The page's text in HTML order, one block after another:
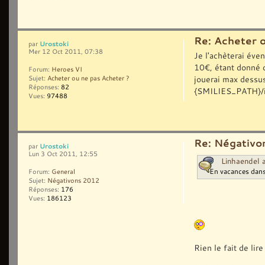
Re: Acheter
Je l'achèterai
10€, étant donné
jouerai max
par Urostoki
Mer 12 Oct 2011, 07:38
Forum: Heroes VI
Sujet: Acheter ou ne pas Acheter ?
Réponses: 82
Vues: 97488
Re:
Linhaendel
En vacances
Rien le fait de
par Urostoki
Lun 3 Oct 2011, 12:55
Forum: General
Sujet: Négativons 2012
Réponses: 176
Vues: 186123